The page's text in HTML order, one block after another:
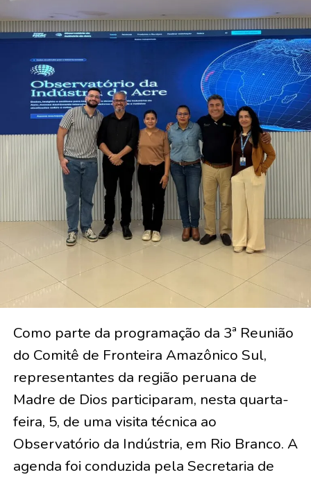
Como parte da programação da 3ª Reunião
do Comitê de Fronteira Amazônico Sul,
representantes da região peruana de
Madre de Dios participaram, nesta quarta-
feira, 5, de uma visita técnica ao
Observatório da Indústria, em Rio Branco. A
agenda foi conduzida pela Secretaria de